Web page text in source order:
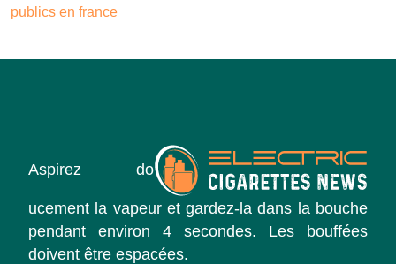
publics en france
Aspirez do
ucement la vapeur et gardez-la dans la bouche
pendant environ 4 secondes. Les bouffées
doivent être espacées.